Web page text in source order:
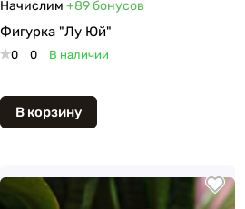
Начислим +89бонусов
Фигурка "Лу Юй"
0 0 В наличии
В корзину